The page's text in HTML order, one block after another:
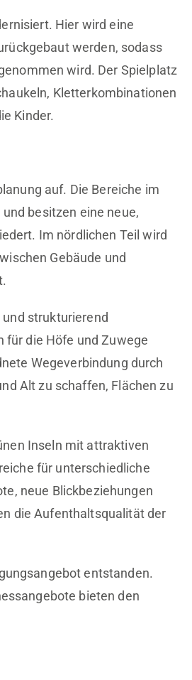
Hier wird eine
werden, sodass
wird. Der Spielplatz
Kletterkombinationen
Kinder.
auf. Die Bereiche im
besitzen eine neue,
Im nördlichen Teil wird
Gebäude und
strukturierend
für die Höfe und Zuwege
Wegeverbindung durch
Alt zu schaffen, Flächen zu
Inseln mit attraktiven
für unterschiedliche
neue Blickbeziehungen
die Aufenthaltsqualität der
entstanden.
bieten den